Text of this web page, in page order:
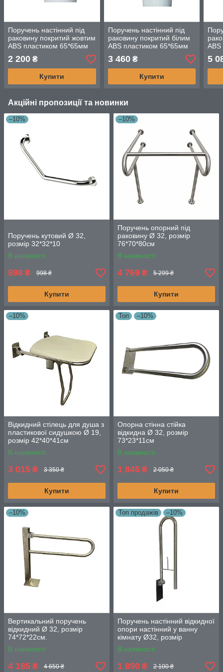
Поручень настінний під
раковину покритий жовтим
ABS пластиком 65*65мм
2 200 ₴
Купити
Поручень настінний під
раковину покритий білим
ABS пластиком 65*65мм
3 460₴
Купити
5
Акційні пропозиції та новинки
–10%
Поручень кутовий Ø 32,
розмір 32*32*10
В наявності
898 ₴ 998 ₴
Купити
–10%
Поручень опорний під
раковину Ø 32, розмір
76*70*80см
В наявності
4 769 ₴ 5 299 ₴
Купити
–10%
Відкидний стілець для душа з
пластикової сидушкою Ø 19,
розмір 42*40*41см
В наявності
3 015 ₴ 3 350 ₴
Купити
Топ –10%
Опорна стінна стійка
відкидна Ø 32, розмір
73*23*11см
В наявності
1 845 ₴ 2 050 ₴
Купити
–10%
Вертикальний поручень
відкидний Ø 32, розмір
74*72*22см.
В наявності
4 185 ₴ 4 650 ₴
Топ продажів –10%
Поручень настінний відкидної
опори настінний у ванну
кімнату Ø32, розмір
73х23х11см.
В наявності
1 890 ₴ 2 100 ₴